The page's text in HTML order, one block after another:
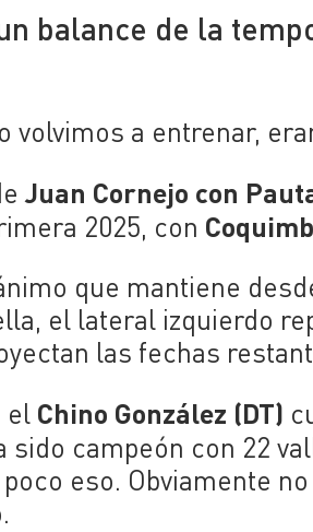
balance de la
volvimos a entrenar,
Juan Cornejo con
2025, con
que mantiene
el lateral izquierdo
las fechas
el Chino González (DT)
sido campeón con 22
eso. Obviamente